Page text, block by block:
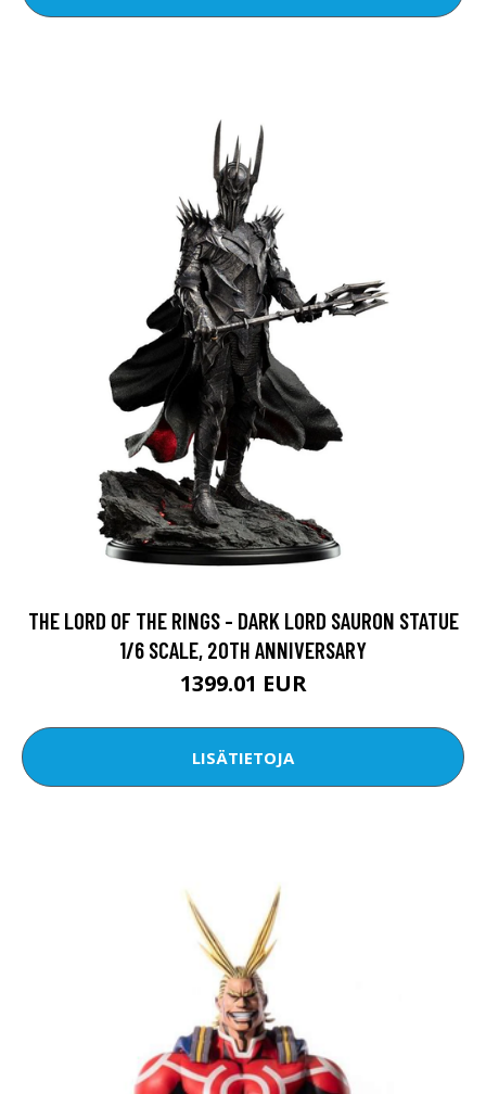
THE LORD OF THE RINGS - DARK LORD SAURON STATUE
1/6 SCALE, 20TH ANNIVERSARY
1399.01 EUR
LISÄTIETOJA